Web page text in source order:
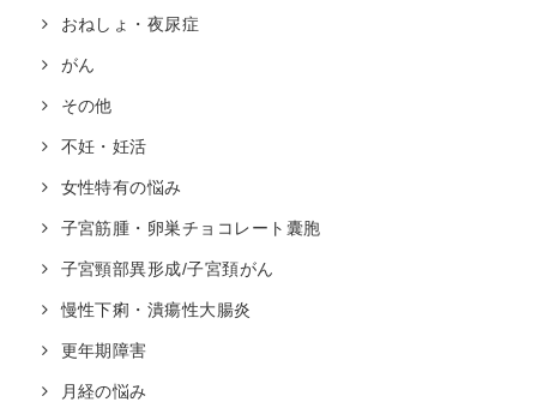
おねしょ・夜尿症
がん
その他
不妊・妊活
女性特有の悩み
子宮筋腫・卵巣チョコレート囊胞
子宮頸部異形成/子宮頚がん
慢性下痢・潰瘍性大腸炎
更年期障害
月経の悩み